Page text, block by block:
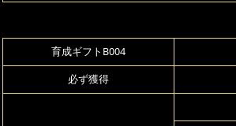
育成ギフトB004
必ず獲得